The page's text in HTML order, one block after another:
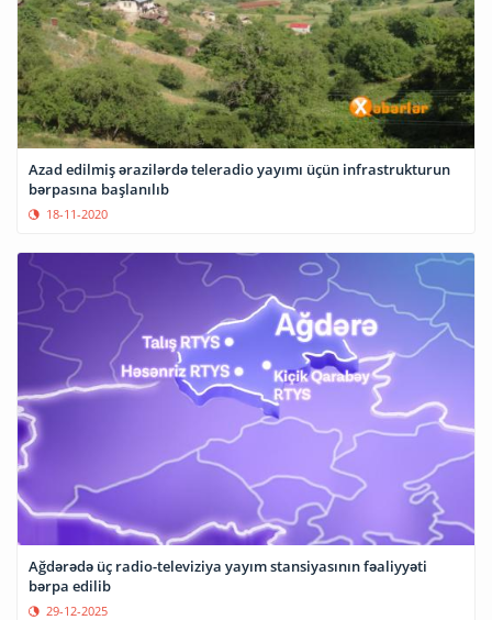
Azad edilmiş ərazilərdə teleradio yayımı üçün infrastrukturun
bərpasına başlanılıb
18-11-2020
Ağdərədə üç radio-televiziya yayım stansiyasının fəaliyyəti
bərpa edilib
29-12-2025